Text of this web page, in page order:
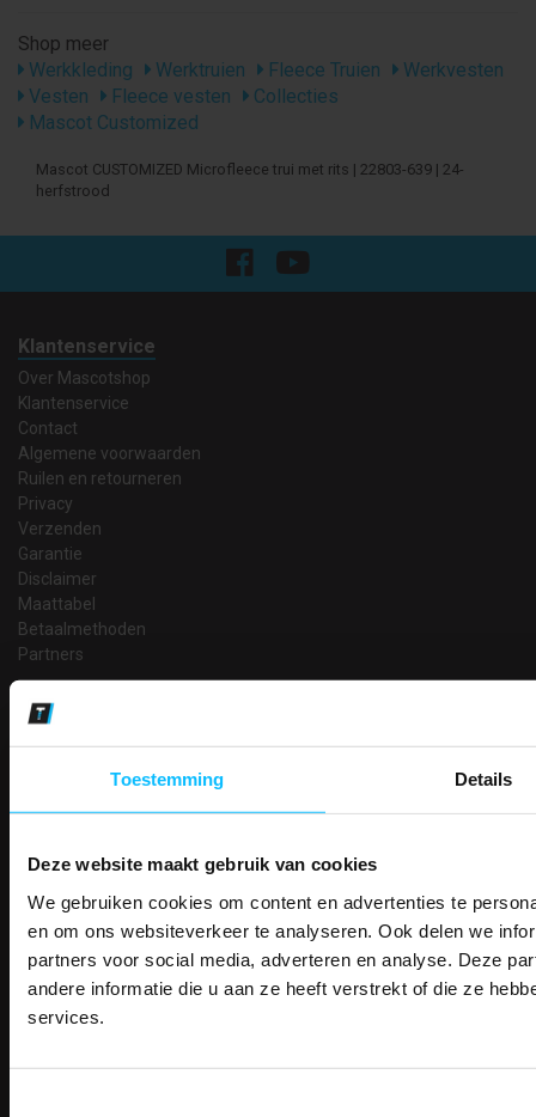
Toestemming Details
Deze website maakt gebruik van cookies
We gebruiken cookies om content en advertenties te
en om ons websiteverkeer te analyseren. Ook delen we
partners voor social media, adverteren en analyse. Deze
andere informatie die u aan ze heeft verstrekt of die ze
services.
Shop meer
Werkkleding
Werktruien Fleece Truien
Werkvesten
Vesten
Fleece vesten
Collecties
Mascot Customized
Mascot CUSTOMIZED Microfleece trui met rits | 22803-639 | 24-
herfstrood
Klantenservice
Over Mascotshop
Klantenservice
Contact
Algemene voorwaarden
Ruilen en retourneren
Privacy
Verzenden
Garantie
Disclaimer
Maattabel
Betaalmethoden
Partners
Makkelijk shoppen
Gratis verzending in Nederland vanaf € 150,- excl. BTW
14 Dagen tijd om te herroepen
Betaalwijze
Email
Inschrijven
TEACO VOF
ONTVANG
KORTING OP
PAK